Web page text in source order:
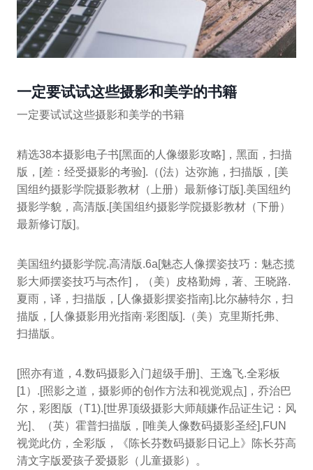
一定要试试这些摄影和美学的书籍
一定要试试这些摄影和美学的书籍
精选38本摄影电子书[黑面的人像缀影攻略]，黑面，扫描
版，[差：经受摄影的考验].（(法）达弥施，扫描版，[美
国组约摄影学院摄影教材（上册）最新修订版].美国纽约
摄影学貌，高清版.[美国组约摄影学院摄影教材（下册）
最新修订版]。
美国纽约摄影学院.高清版.6a[魅态人像摆姿技巧：魅态揽
影大师摆姿技巧与杰作]，（美）皮格勤姆，著、王晓路.
夏雨，译，扫描版，[人像摄影摆姿指南].比尔赫特尔，扫
描版，[人像摄影用光指南·彩图版].（美）克里斯托弗、
扫描版。
[照亦有道，4.数码摄影入门超级手册]、王逸飞.全彩板
[1）.[照影之道，摄影师的创作方法和视觉观点]，乔治巴
尔，彩图版（T1).[世界顶级摄影大师颠嫌作品证生记：风
光]、（英）霍普扫描版，[唯美人像数码摄影圣经],FUN
视觉此仿，全彩版，《陈长芬数码摄影日记上》陈长芬高
清文字版爱孩子爱摄影（儿童摄影）。